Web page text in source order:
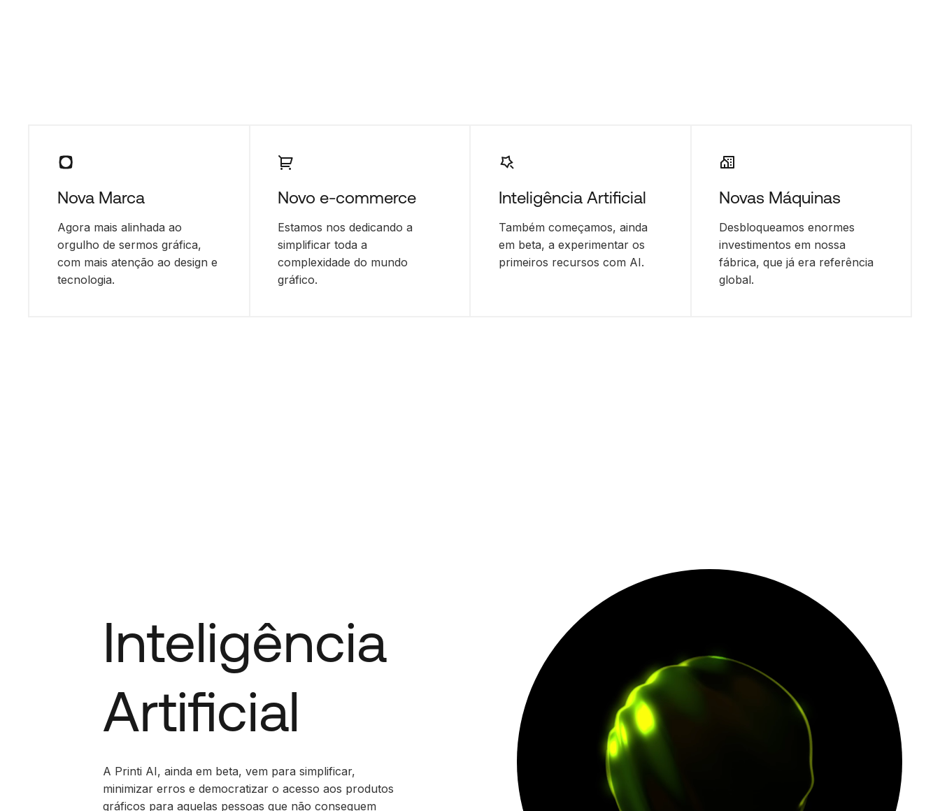
Nova Marca
Agora mais alinhada ao
orgulho de sermos gráfica,
com mais atenção ao design e
tecnologia.
Novo e-commerce
Estamos nos dedicando a
simplificar toda a
complexidade do mundo
gráfico.
Inteligência Artificial
Também começamos, ainda
em beta, a experimentar os
primeiros recursos com AI.
Novas Máquinas
Desbloqueamos enormes
investimentos em nossa
fábrica, que já era referência
global.
Inteligência
Artificial
A Printi AI, ainda em beta, vem para simplificar,
minimizar erros e democratizar o acesso aos produtos
gráficos para aquelas pessoas que não conseguem